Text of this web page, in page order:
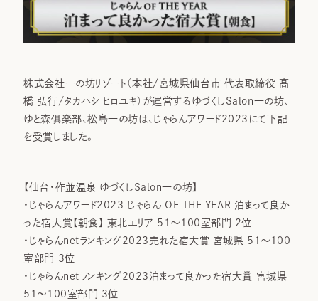
株式会社⼀の坊リゾート（本社/宮城県仙台市 代表取締役 髙
橋 弘行/タカハシ ヒロユキ）が運営するゆづくしSalon一の坊、
ゆと森俱楽部、松島一の坊は、じゃらんアワード2023にて下記
を受賞しました。
【仙台・作並温泉 ゆづくしSalon一の坊】
・じゃらんアワード2023 じゃらん OF THE YEAR 泊まって良か
った宿大賞【朝食】 東北エリア 51～100室部門 2位
・じゃらんnetランキング2023売れた宿大賞 宮城県 51～100
室部門 3位
・じゃらんnetランキング2023泊まって良かった宿大賞 宮城県
51～100室部門 3位